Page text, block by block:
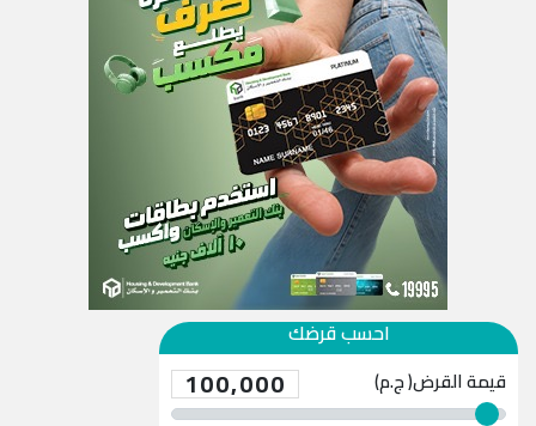
احسب قرضك
قيمة القرض( ج.م) 100,000